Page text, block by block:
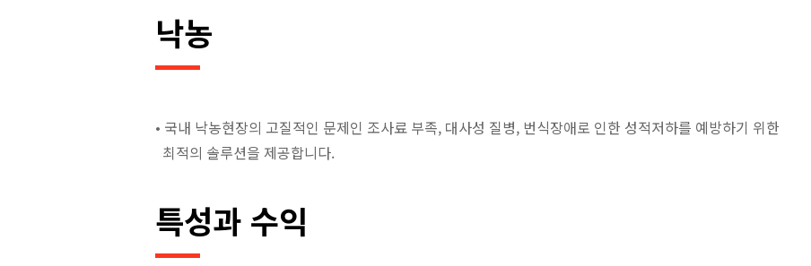
낙농
• 국내 낙농현장의 고질적인 문제인 조사료 부족, 대사성 질병, 번식장애로 인한 성적저하를 예방하기 위한
최적의 솔루션을 제공합니다.
특성과 수익